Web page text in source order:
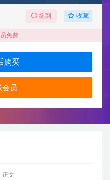
签到 收藏
免费
购买
员
正文